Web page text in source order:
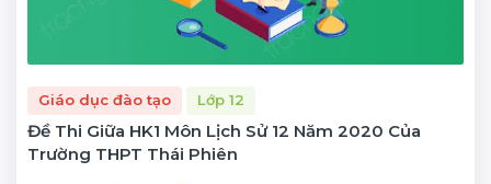
Giáo dục đào tạo Lớp 12
Đề Thi Giữa HK1 Môn Lịch Sử 12 Năm 2020 Của
Trường THPT Thái Phiên